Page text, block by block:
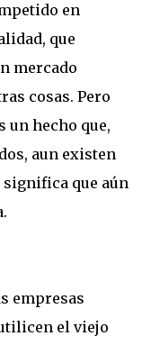
en
que
mercado
cosas. Pero
un hecho que,
aun existen
significa que aún
empresas
el viejo